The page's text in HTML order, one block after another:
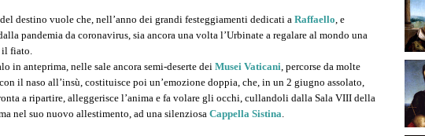
destino vuole che, nell’anno dei grandi festeggiamenti dedicati a Raffaello, e
pandemia da coronavirus, sia ancora una volta l’Urbinate a regalare al mondo una
il fiato.
in anteprima, nelle sale ancora semi-deserte dei Musei Vaticani, percorse da molte
il naso all’insù, costituisce poi un’emozione doppia, che, in un 2 giugno assolato,
a ripartire, alleggerisce l’anima e fa volare gli occhi, cullandoli dalla Sala VIII della
nel suo nuovo allestimento, ad una silenziosa Cappella Sistina.